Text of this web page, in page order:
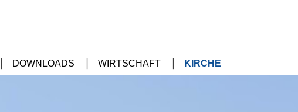
DOWNLOADS WIRTSCHAFT KIRCHE